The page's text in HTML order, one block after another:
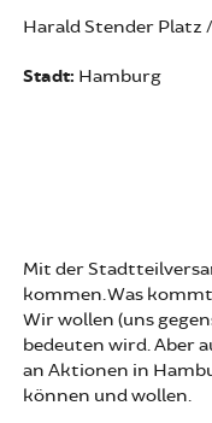
Harald Stender Platz
Stadt: Hamburg
Mit der
kommen. Was
Wir wollen (uns
bedeuten wird. Aber
an Aktionen in
können und wollen.